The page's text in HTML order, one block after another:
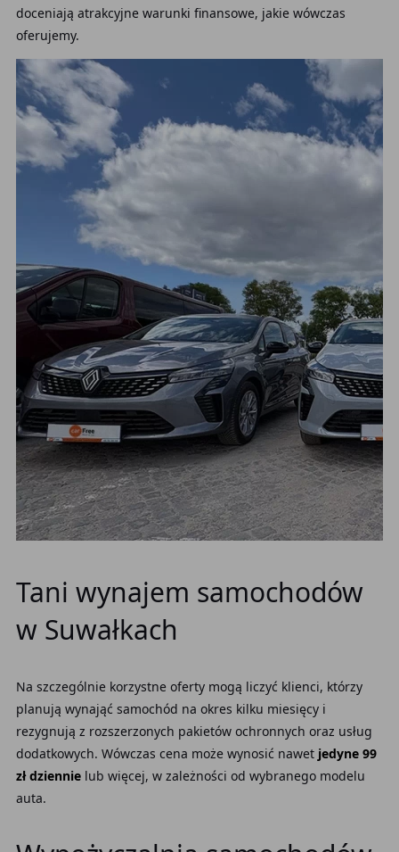
doceniają atrakcyjne warunki finansowe, jakie wówczas
oferujemy.
Tani wynajem samochodów
w Suwałkach
Na szczególnie korzystne oferty mogą liczyć klienci, którzy
planują wynająć samochód na okres kilku miesięcy i
rezygnują z rozszerzonych pakietów ochronnych oraz usług
dodatkowych. Wówczas cena może wynosić nawet jedyne 99
zł dziennielub więcej, w zależności od wybranego modelu
auta.